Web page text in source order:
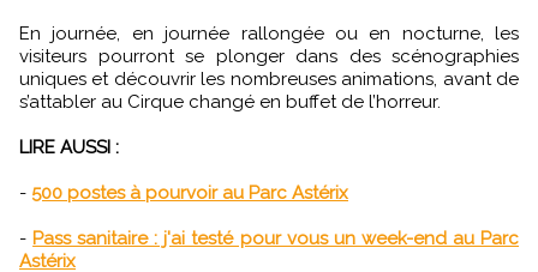
En journée, en journée rallongée ou en nocturne, les
visiteurs pourront se plonger dans des scénographies
uniques et découvrir les nombreuses animations, avant de
s’attabler au Cirque changé en buffet de l’horreur.
LIRE AUSSI :
- 500 postes à pourvoir au Parc Astérix
- Pass sanitaire : j'ai testé pour vous un week-end au Parc
Astérix